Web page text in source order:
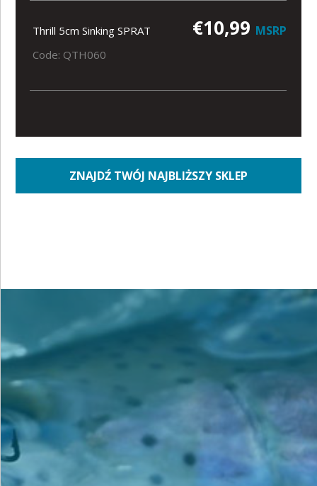
Thrill 5cm Sinking SPRAT €10,99 MSRP
Code: QTH060
ZNAJDŹ TWÓJ NAJBLIŻSZY SKLEP